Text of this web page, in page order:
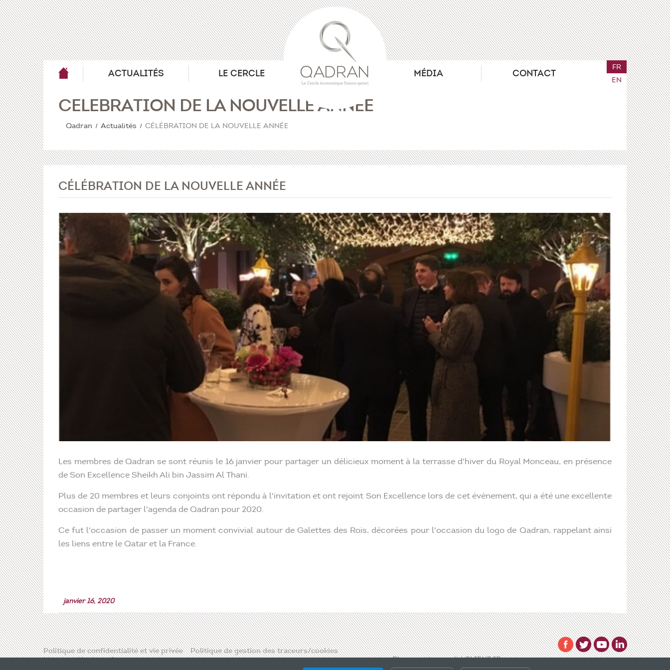
ACTUALITÉS LE CERCLE MÉDIA CONTACT
FR
EN
CÉLÉBRATION DE LA NOUVELLE ANNÉE
Qadran Actualités CÉLÉBRATION DE LA NOUVELLE ANNÉE
CÉLÉBRATION DE LA NOUVELLE ANNÉE
Les membres de Qadran se sont réunis le 16 janvier pour partager un délicieux moment à la terrasse d'hiver du Royal Monceau, en présence
de Son Excellence Sheikh Ali bin Jassim Al Thani.
Plus de 20 membres et leurs conjoints ont répondu à l'invitation et ont rejoint Son Excellence lors de cet événement, qui a été une excellente
occasion de partager l'agenda de Qadran pour 2020.
Ce fut l'occasion de passer un moment convivial autour de Galettes des Rois, décorées pour l'occasion du logo de Qadran, rappelant ainsi
les liens entre le Qatar et la France.
janvier 16, 2020
Politique de confidentialité et vie privée
Politique de gestion des traceurs/cookies
Mentions légales
Contact Please, enter a valid CLIENT ID.